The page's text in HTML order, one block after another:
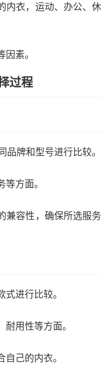
内衣，运动、办公、休
素。
过程
牌和型号进行比较。
方面。
兼容性，确保所选服务
进行比较。
用性等方面。
己的内衣。